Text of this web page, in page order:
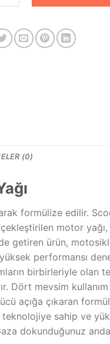
(0)
formülize edilir.
motor
getiren ürün,
performansı
birbirleriyle olan
Dört mevsim kullanım
açığa çıkaran
teknolojiye sahip ve
dokunduğunuz